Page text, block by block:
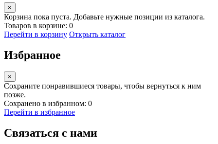
×
Корзина пока пуста. Добавьте нужные позиции из каталога.
Товаров в корзине: 0
Перейти в корзину Открыть каталог
Избранное
×
Сохраните понравившиеся товары, чтобы вернуться к ним
позже.
Сохранено в избранном: 0
Перейти в избранное
Связаться с нами